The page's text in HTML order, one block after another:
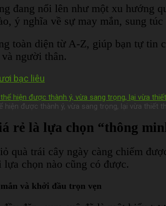
đang nổi lên như một xu hướng
ý nghĩa về sự may mắn, sung
toàn diện từ A-Z, giúp bạn tự
người thân.
bạc liêu
hiện được thành ý, vừa sang trọng, lại vừa thiết
rẻ là lựa chọn “thông
quà trái cây ngày càng chiếm
chọn nào cũng có được.
và khởi đầu trọn vẹn